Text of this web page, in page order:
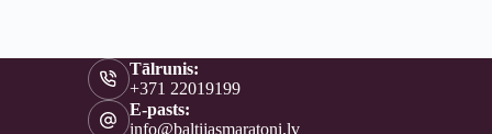
Tālrunis:
+371 22019199
E-pasts:
info@baltijasmaratoni.lv